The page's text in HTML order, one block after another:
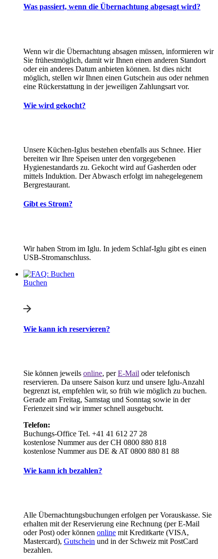
Was passiert, wenn die Übernachtung abgesagt wird?
Wenn wir die Übernachtung absagen müssen, informieren wir
Sie frühestmöglich, damit wir Ihnen einen anderen Standort
oder ein anderes Datum anbieten können. Ist dies nicht
möglich, stellen wir Ihnen einen Gutschein aus oder nehmen
eine Rückerstattung in der jeweiligen Zahlungsart vor.
Wie wird gekocht?
Unsere Küchen-Iglus bestehen ebenfalls aus Schnee. Hier
bereiten wir Ihre Speisen unter den vorgegebenen
Hygienestandards zu. Gekocht wird auf Gasherden oder
mittels Induktion. Der Abwasch erfolgt im nahegelegenem
Bergrestaurant.
Gibt es Strom?
Wir haben Strom im Iglu. In jedem Schlaf-Iglu gibt es einen
USB-Stromanschluss.
Buchen
Wie kann ich reservieren?
Sie können jeweils online, perE-Mail oder telefonisch
reservieren. Da unsere Saison kurz und unsere Iglu-Anzahl
begrenzt ist, empfehlen wir, so früh wie möglich zu buchen.
Gerade am Freitag, Samstag und Sonntag sowie in der
Ferienzeit sind wir immer schnell ausgebucht.
Telefon:
Buchungs-Office Tel. +41 41 612 27 28
kostenlose Nummer aus der CH 0800 880 818
kostenlose Nummer aus DE & AT 0800 880 81 88
Wie kann ich bezahlen?
Alle Übernachtungsbuchungen erfolgen per Vorauskasse. Sie
erhalten mit der Reservierung eine Rechnung (per E-Mail
oder Post) oder können online mit Kreditkarte (VISA,
Mastercard), Gutschein und in der Schweiz mit PostCard
bezahlen.